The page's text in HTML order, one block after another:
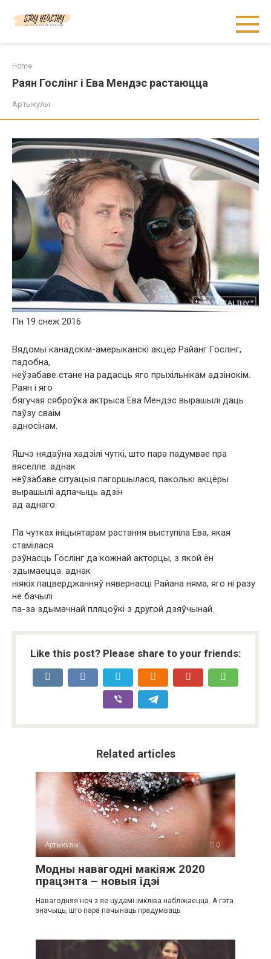
Home
Раян Гослінг і Ева Мендэс растаюцца
Артыкулы
Пн 19 снеж 2016
Вядомы канадскім-амерыканскі акцёр Райанг Гослінг,
падобна,
неўзабаве стане на радасць яго прыхільнікам адзінокім.
Раян і яго
бягучая сяброўка актрыса Ева Мендэс вырашылі даць
паўзу сваім
адносінам.
Яшчэ нядаўна хадзілі чуткі, што пара падумвае пра
вяселле. аднак
неўзабаве сітуацыя пагоршылася, паколькі акцёры
вырашылі адпачыць адзін
ад аднаго.
Па чутках ініцыятарам растання выступіла Ева, якая
стамілася
рэўнасць Гослінг да кожнай акторцы, з якой ён
здымаецца. аднак
ніякіх пацверджанняў нявернасці Райана няма, яго ні разу
не бачылі
па-за здымачнай пляцоўкі з другой дзяўчынай.
Like this post? Please share to your friends:
Related articles
Артыкулы 0
Модны навагодні макіяж 2020
працэнта – новыя ідэі
Навагодняя ноч з яе цудамі імкліва набліжаецца. А гэта
значыць, што пара пачынаць прадумваць